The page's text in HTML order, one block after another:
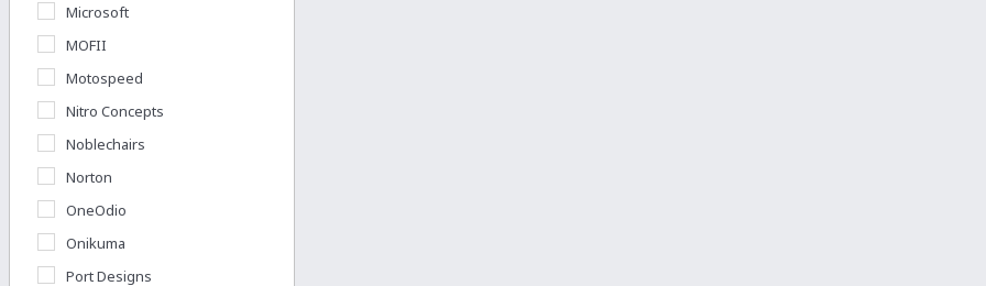
Microsoft
MOFII
Motospeed
Nitro Concepts
Noblechairs
Norton
OneOdio
Onikuma
Port Designs